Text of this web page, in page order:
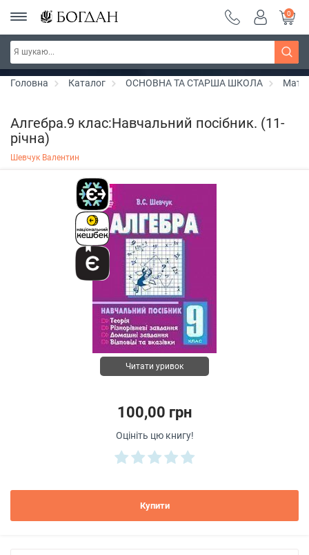
Серія "Чейзіана" ~ знижка 20%
0
Головна Каталог ОСНОВНА ТА СТАРША ШКОЛА
Алгебра.9 клас:Навчальний посібник. (11-
річна)
Шевчук Валентин
Читати уривок
100,00 грн
Оцініть цю книгу!
Купити